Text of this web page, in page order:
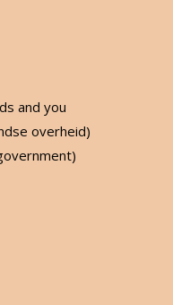
and you
overheid)